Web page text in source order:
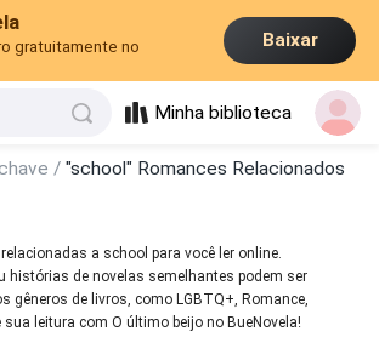
gratuitamente no
Baixar
Minha biblioteca
/"school" Romances Relacionados
a school para você ler online.
histórias de novelas semelhantes podem ser
gêneros de livros, como LGBTQ+, Romance,
sua leitura com O último beijo no BueNovela!